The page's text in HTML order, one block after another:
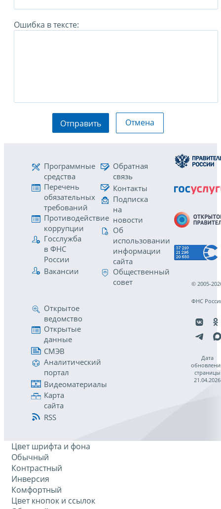
Ошибка в тексте:
Отправить Отмена
Программные
средства
Перечень
обязательных
требований
Противодействие
коррупции
Госслужба
в ФНС
России
Вакансии
Обратная
связь
Контакты
Подписка
на
новости
Об
использовании
информации
сайта
Общественный
совет
Открытое
ведомство
Открытые
данные
СМЭВ
Аналитический
портал
Видеоматериалы
Карта
сайта
RSS
© 2005-
ФНС
Дата
страницы
21.04.2026
Цвет шрифта и фона
Обычный
Контрастный
Инверсия
Комфортный
Цвет кнопок и ссылок